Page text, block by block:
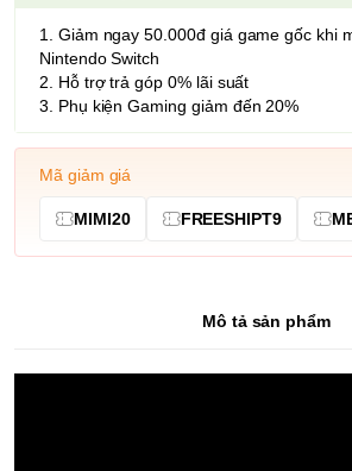
1. Giảm ngay 50.000đ giá game gốc khi
Nintendo Switch
2. Hỗ trợ trả góp 0% lãi suất
3. Phụ kiện Gaming giảm đến 20%
Mã giảm giá
MIMI20 FREESHIPT9
Mô tả sản phẩm